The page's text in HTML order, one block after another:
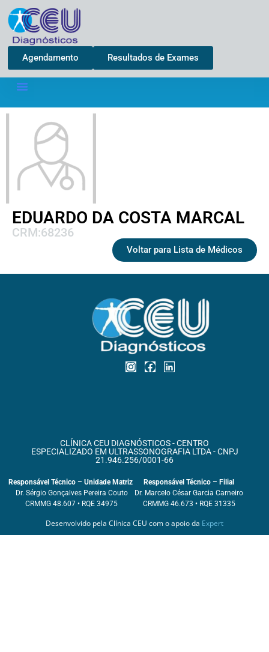
Agendamento Resultados de Exames
EDUARDO DA COSTA MARCAL
CRM:68236
Voltar para Lista de Médicos
CLÍNICA CEU DIAGNÓSTICOS - CENTRO
ESPECIALIZADO EM ULTRASSONOGRAFIA LTDA - CNPJ
21.946.256/0001-66
Responsável Técnico – Unidade Matriz
Dr. Sérgio Gonçalves Pereira Couto
CRMMG 48.607 • RQE 34975
Responsável Técnico – Filial
Dr. Marcelo César Garcia Carneiro
CRMMG 46.673 • RQE 31335
Desenvolvido pela Clínica CEU com o apoio da Expert